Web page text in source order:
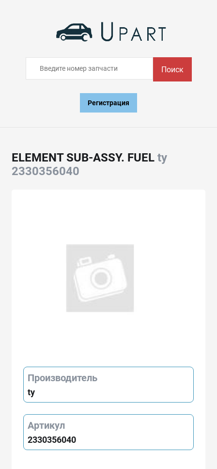
Поиск
Регистрация
ELEMENT SUB-ASSY. FUEL ty
2330356040
Производитель
ty
Артикул
2330356040